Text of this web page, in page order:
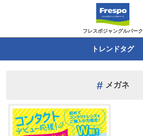
フレスポジャングルパーク
トレンドタグ
メガネ